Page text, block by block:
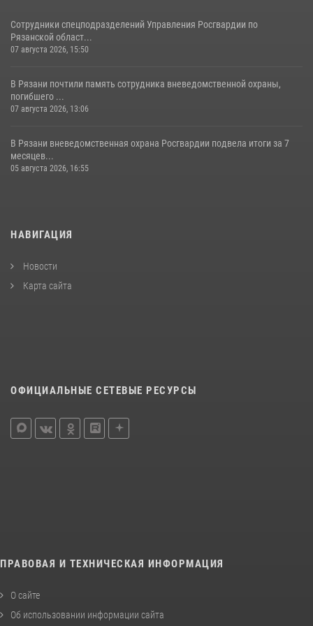
Сотрудники спецподразделений Управления Росгвардии по
Рязанской област...
07 августа 2026, 15:50
В Рязани почтили память сотрудника вневедомственной охраны,
погибшего ...
07 августа 2026, 13:06
В Рязани вневедомственная охрана Росгвардии подвела итоги за 7
месяцев...
05 августа 2026, 16:55
НАВИГАЦИЯ
Новости
Карта сайта
ОФИЦИАЛЬНЫЕ СЕТЕВЫЕ РЕСУРСЫ
ПРАВОВАЯ И ТЕХНИЧЕСКАЯ ИНФОРМАЦИЯ
О сайте
Об использовании информации сайта